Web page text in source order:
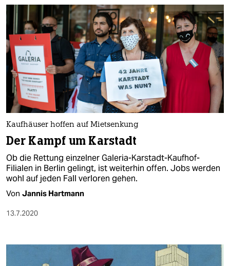
Kaufhäuser hoffen auf Mietsenkung
Der Kampf um Karstadt
Ob die Rettung einzelner Galeria-Karstadt-Kaufhof-
Filialen in Berlin gelingt, ist weiterhin offen. Jobs werden
wohl auf jeden Fall verloren gehen.
Von Jannis Hartmann
13.7.2020